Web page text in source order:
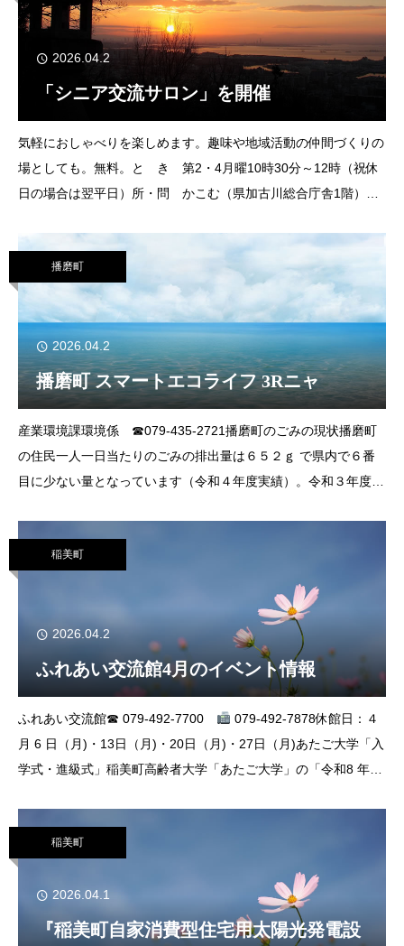
2026.04.2
「シニア交流サロン」を開催
気軽におしゃべりを楽しめます。趣味や地域活動の仲間づくりの
場としても。無料。と き 第2・4月曜10時30分～12時（祝休
日の場合は翌平日）所・問 かこむ（県加古川総合庁舎1階）
播磨町
2026.04.2
播磨町 スマートエコライフ 3Rニャ
産業環境課環境係 ☎079-435-2721播磨町のごみの現状播磨町
の住民一人一日当たりのごみの排出量は６５２ｇ で県内で６番
目に少ない量となっています（令和４年度実績）。令和３年度
稲美町
2026.04.2
ふれあい交流館4月のイベント情報
ふれあい交流館☎ 079-492-7700
079-492-7878休館日：４
月 6 日（月)・13日（月)・20日（月)・27日（月)あたご大学「入
学式・進級式」稲美町高齢者大学「あたご大学」の「令和8 年度
稲美町
2026.04.1
『稲美町自家消費型住宅用太陽光発電設